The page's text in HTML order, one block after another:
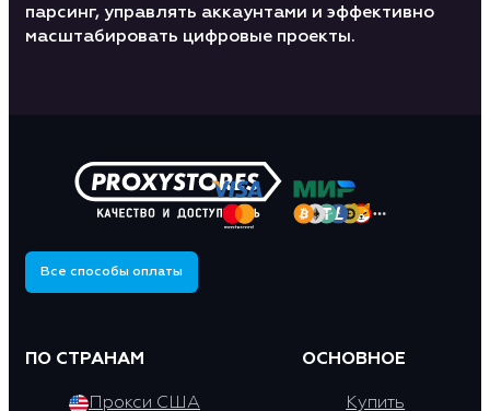
парсинг, управлять аккаунтами и эффективно
масштабировать цифровые проекты.
Все способы оплаты
ПО СТРАНАМ
Прокси США
ОСНОВНОЕ
Купить